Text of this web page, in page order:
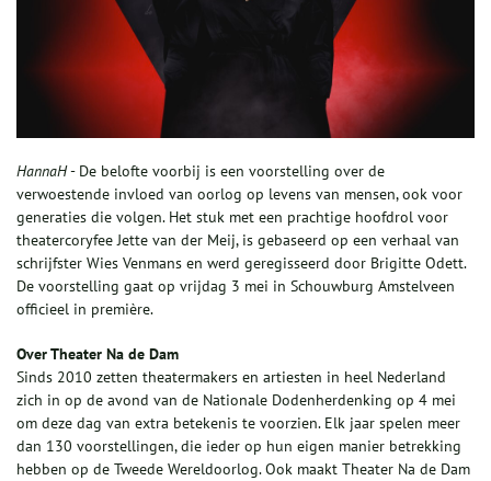
HannaH- De belofte voorbij is een voorstelling over de
verwoestende invloed van oorlog op levens van mensen, ook voor
generaties die volgen. Het stuk met een prachtige hoofdrol voor
theatercoryfee Jette van der Meij, is gebaseerd op een verhaal van
schrijfster Wies Venmans en werd geregisseerd door Brigitte Odett.
De voorstelling gaat op vrijdag 3 mei in Schouwburg Amstelveen
officieel in première.
Over Theater Na de Dam
Sinds 2010 zetten theatermakers en artiesten in heel Nederland
zich in op de avond van de Nationale Dodenherdenking op 4 mei
om deze dag van extra betekenis te voorzien. Elk jaar spelen meer
dan 130 voorstellingen, die ieder op hun eigen manier betrekking
hebben op de Tweede Wereldoorlog. Ook maakt Theater Na de Dam